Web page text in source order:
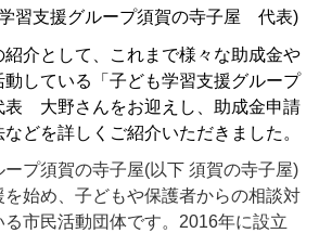
習支援グループ須賀の寺子屋 代表)
介として、これまで様々な助成金や
している「子ども学習支援グループ
表 大野さんをお迎えし、助成金申請
どを詳しくご紹介いただきました。
プ須賀の寺子屋(以下 須賀の寺子屋)
始め、子どもや保護者からの相談対
市民活動団体です。 2016年に設立